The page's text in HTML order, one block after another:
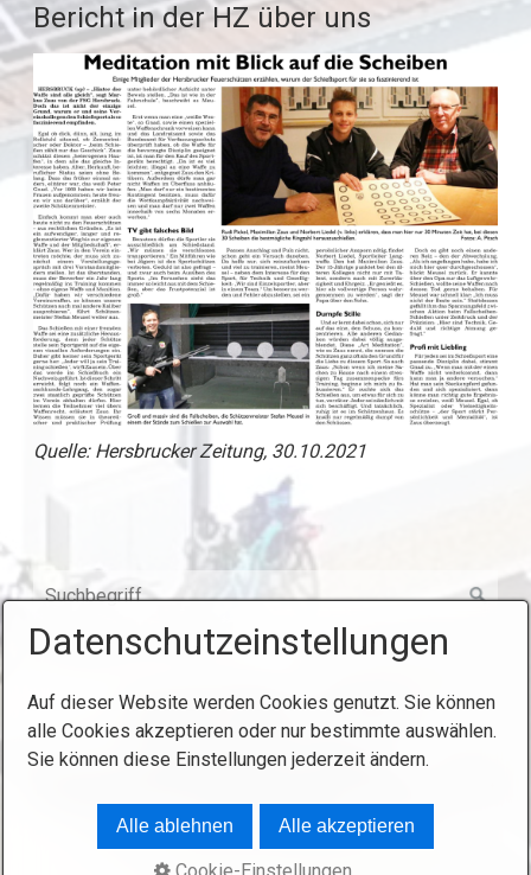
Bericht in der HZ über uns
Quelle: Hersbrucker Zeitung, 30.10.2021
Startseite Kontakt Impressum
© 2025 Königlich Privilegierte
mit Zeta Producer
Datenschutzeinstellungen
Auf dieser Website werden Cookies genutzt. Sie können
alle Cookies akzeptieren oder nur bestimmte auswählen.
Sie können diese Einstellungen jederzeit ändern.
Alle ablehnen Alle akzeptieren